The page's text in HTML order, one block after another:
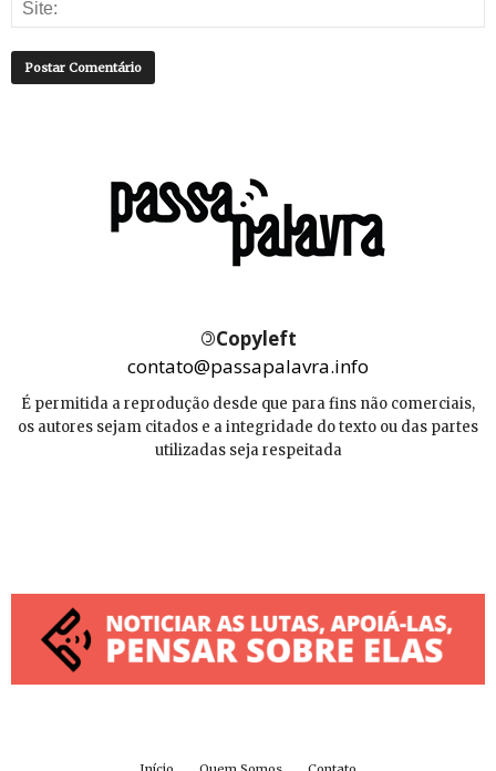
©Copyleft
contato@passapalavra.info
É permitida a reprodução desde que para fins não comerciais,
os autores sejam citados e a integridade do texto ou das partes
utilizadas seja respeitada